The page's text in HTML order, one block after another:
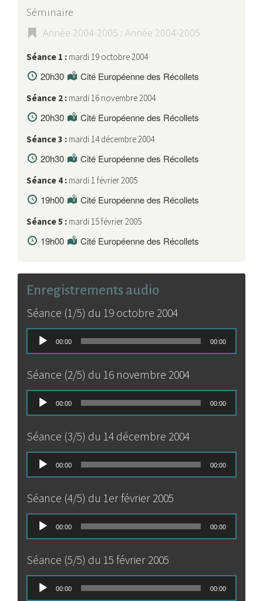
Séminaire
Année 2004-2005 : Année 2004-2005
Séance 1 : mardi 19 octobre 2004
20h30 Cité Européenne des Récollets
Séance 2 : mardi 16 novembre 2004
20h30 Cité Européenne des Récollets
Séance 3 : mardi 14 décembre 2004
20h30 Cité Européenne des Récollets
Séance 4 : mardi 1 février 2005
19h00 Cité Européenne des Récollets
Séance 5 : mardi 15 février 2005
19h00 Cité Européenne des Récollets
Enregistrements audio
Séance (1/5) du 19 octobre 2004
Lecteur
audio
00:00 00:00
Séance (2/5) du 16 novembre 2004
Lecteur
audio
00:00 00:00
Séance (3/5) du 14 décembre 2004
Lecteur
audio
00:00 00:00
Séance (4/5) du 1er février 2005
Lecteur
audio
00:00 00:00
Séance (5/5) du 15 février 2005
Lecteur
audio
00:00 00:00